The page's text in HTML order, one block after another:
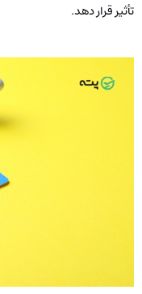
تأثیر قرار دهد.